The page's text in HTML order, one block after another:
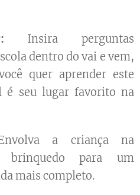
Insira perguntas
dentro do vai e vem,
quer aprender este
é seu lugar favorito na
a criança na
brinquedo para um
mais completo.